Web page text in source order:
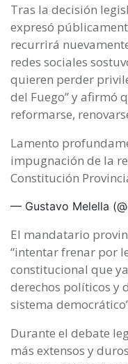
Tras la decisión
expresó
recurrirá
redes sociales
quieren perder
del Fuego” y afirmó
reformarse,
Lamento
impugnación de la
Constitución
— Gustavo Melella
El mandatario
“intentar frenar por
constitucional que
derechos políticos y
sistema
Durante el debate
más extensos y